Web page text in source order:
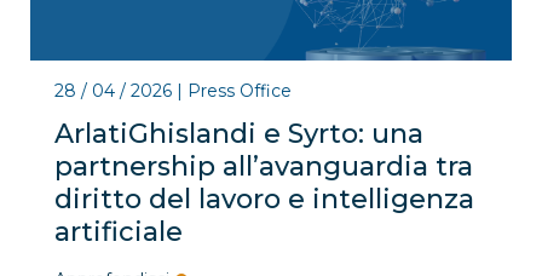
ArlatiGhislandi e Syrto: una
partnership all’avanguardia tra
diritto del lavoro e intelligenza
artificiale
28 / 04 / 2026| Press Office